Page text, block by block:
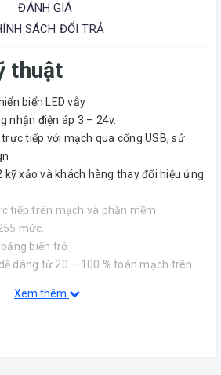
ĐÁNH GIÁ
SÁCH ĐỔI TRẢ
thuật
biển LED vẫy
nhận điện áp 3 – 24v.
trực tiếp với mạch qua cổng USB, sử
kỹ xảo và khách hàng thay đổi hiệu ứng
tiếp trên mạch và phần mềm.
mức.
biến trở
dàng từ 20 – 100 % toàn mạch trên
ra 1 led để hiển thị hiệu ứng đang
Xem thêm